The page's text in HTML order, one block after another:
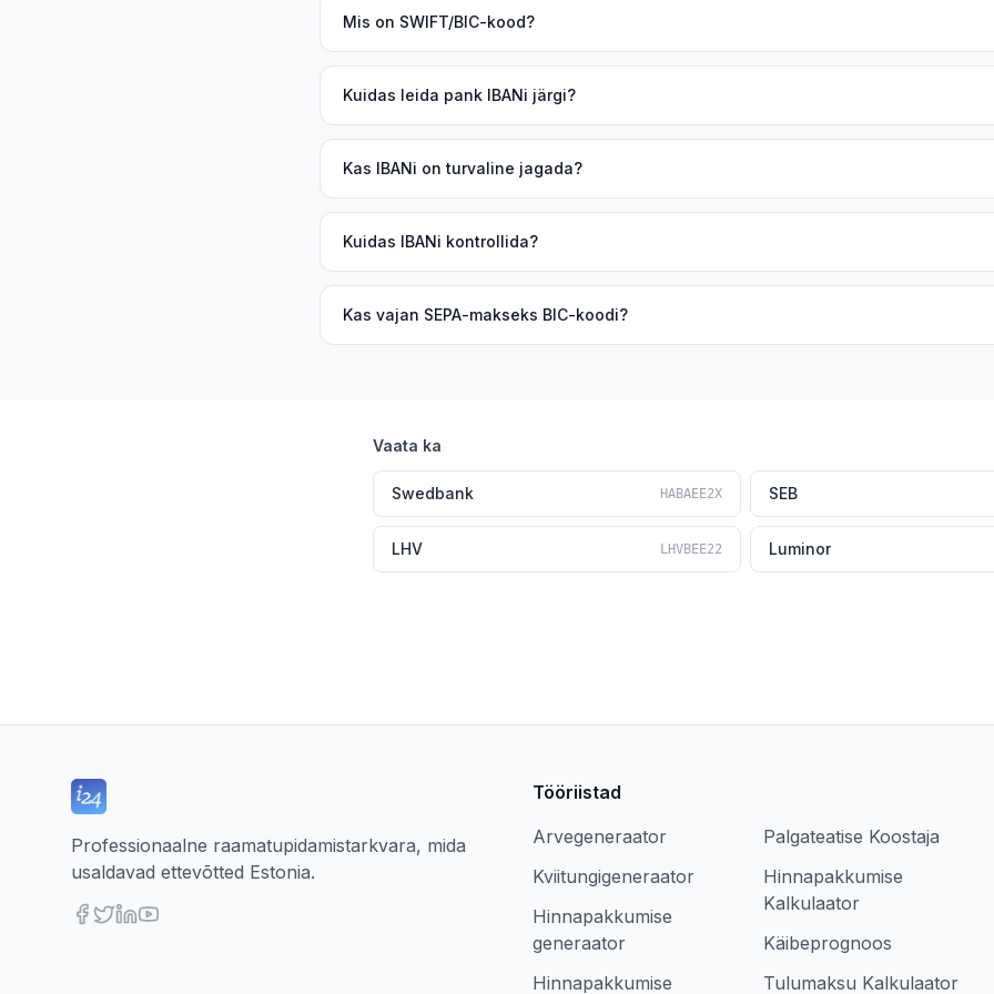
Mis on SWIFT/BIC-kood?
Kuidas leida pank IBANi järgi?
Kas IBANi on turvaline jagada?
Kuidas IBANi kontrollida?
Kas vajan SEPA-makseks BIC-koodi?
Vaata ka
Swedbank HABAEE2X SEB
LHV LHVBEE22 Luminor
Professionaalne raamatupidamistarkvara, mida
usaldavad ettevõtted Estonia.
Tööriistad
Arvegeneraator
Kviitungigeneraator
Hinnapakkumise
generaator
Hinnapakkumise
Palgateatise Koostaja
Hinnapakkumise
Kalkulaator
Käibeprognoos
Tulumaksu Kalkulaator